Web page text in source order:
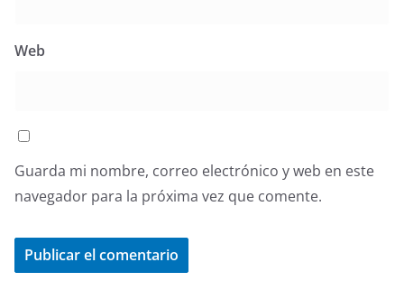
Web
Guarda mi nombre, correo electrónico y web en este
navegador para la próxima vez que comente.